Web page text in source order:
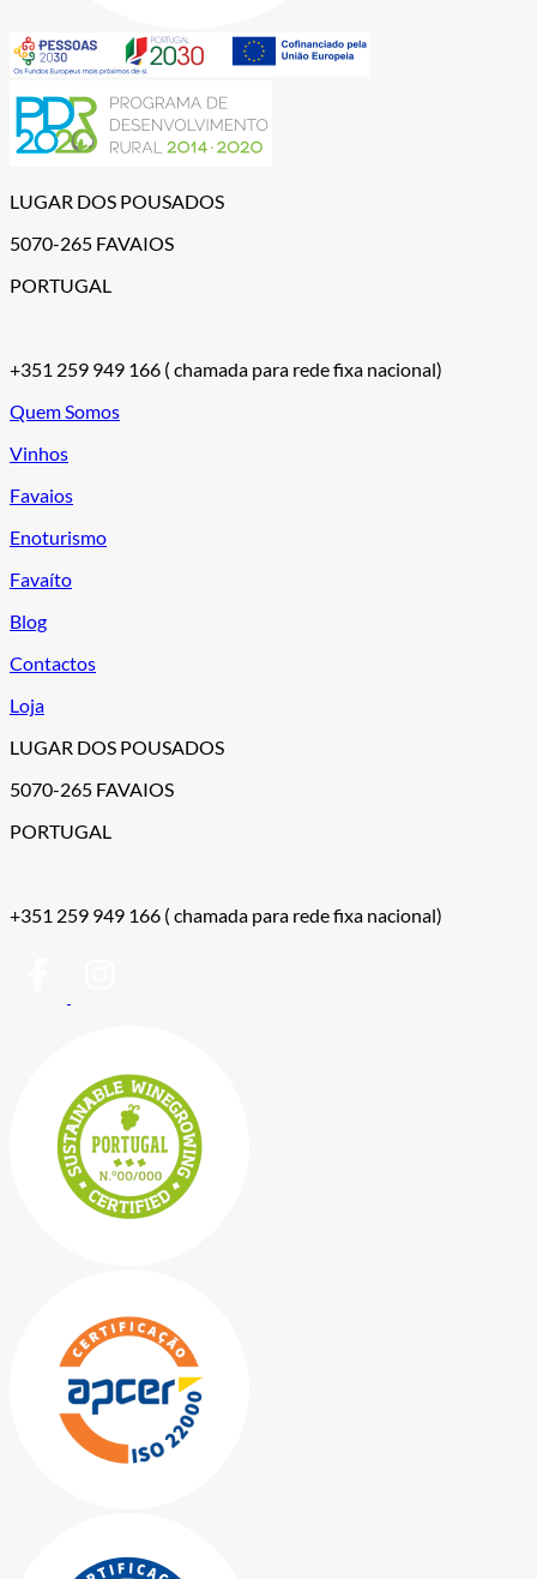
LUGAR DOS POUSADOS
5070-265 FAVAIOS
PORTUGAL
+351 259 949 166 ( chamada para rede fixa nacional)
Quem Somos
Vinhos
Favaios
Enoturismo
Favaíto
Blog
Contactos
Loja
LUGAR DOS POUSADOS
5070-265 FAVAIOS
PORTUGAL
+351 259 949 166 ( chamada para rede fixa nacional)